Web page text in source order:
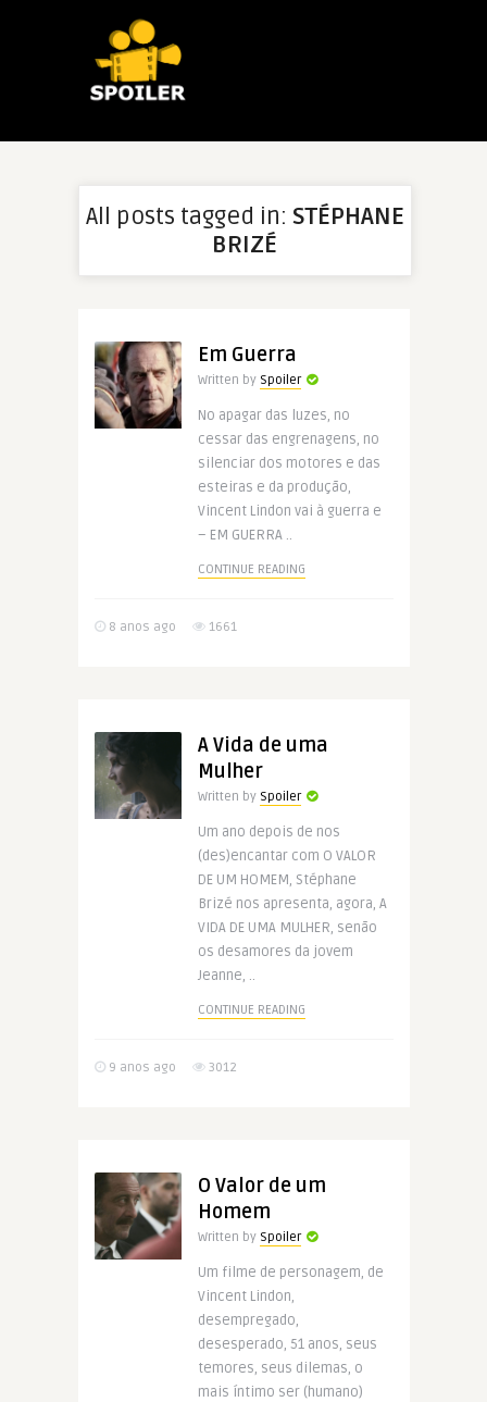
All posts tagged in: STÉPHANE
BRIZÉ
Em Guerra
Written by Spoiler
No apagar das luzes, no
cessar das engrenagens, no
silenciar dos motores e das
esteiras e da produção,
Vincent Lindon vai à guerra e
– EM GUERRA ..
CONTINUE READING
8 anos ago 1661
A Vida de uma
Mulher
Written by Spoiler
Um ano depois de nos
(des)encantar com O VALOR
DE UM HOMEM, Stéphane
Brizé nos apresenta, agora, A
VIDA DE UMA MULHER, senão
os desamores da jovem
Jeanne, ..
CONTINUE READING
9 anos ago 3012
O Valor de um
Homem
Written by Spoiler
Um filme de personagem, de
Vincent Lindon,
desempregado,
desesperado, 51 anos, seus
temores, seus dilemas, o
mais íntimo ser (humano)